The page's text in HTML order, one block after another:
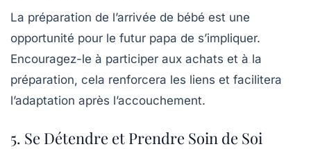
La préparation de l’arrivée de bébé est une
opportunité pour le futur papa de s’impliquer.
Encouragez-le à participer aux achats et à la
préparation, cela renforcera les liens et facilitera
l’adaptation après l’accouchement.
5. Se Détendre et Prendre Soin de Soi